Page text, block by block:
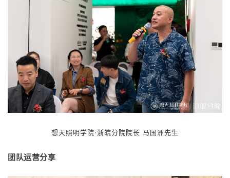
想天照明学院·浙皖分院院长 马国洲先生
团队运营分享